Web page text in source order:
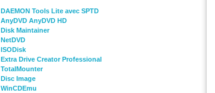
DAEMON Tools Lite avec SPTD
AnyDVD AnyDVD HD
Disk Maintainer
NetDVD
ISODisk
Extra Drive Creator Professional
TotalMounter
Disc Image
WinCDEmu